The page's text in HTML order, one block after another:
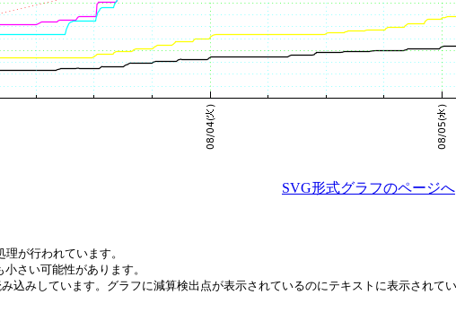
SVG形式グラフのページへ
が行われています。
さい可能性があります。
込みしています。グラフに減算検出点が表示されているのにテキストに表示されて